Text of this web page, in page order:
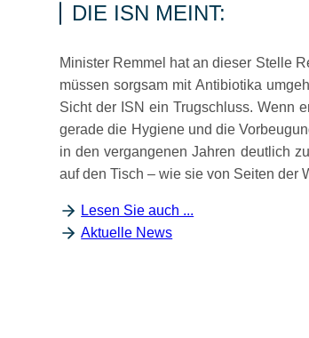
DIE ISN MEINT:
Minister Remmel hat an dieser Stelle
müssen sorgsam mit Antibiotika
Sicht der ISN ein Trugschluss. Wenn
gerade die Hygiene und die
in den vergangenen Jahren deutlich
auf den Tisch – wie sie von Seiten der
Lesen Sie auch ...
Aktuelle News